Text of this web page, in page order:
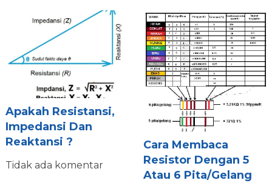
Apakah Resistansi,
Impedansi Dan
Reaktansi ?
Tidak ada komentar
Cara Membaca
Resistor Dengan 5
Atau 6 Pita/Gelang